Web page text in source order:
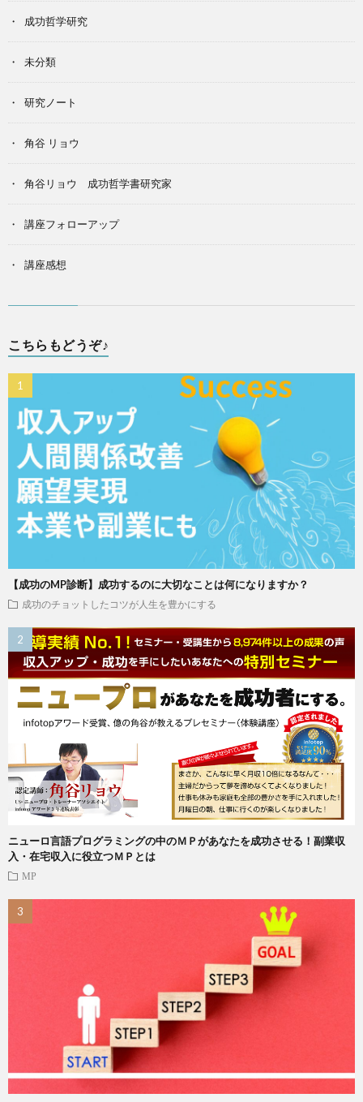
成功哲学研究
未分類
研究ノート
角谷 リョウ
角谷リョウ 成功哲学書研究家
講座フォローアップ
講座感想
こちらもどうぞ♪
【成功のMP診断】成功するのに大切なことは何になりますか？
成功のチョットしたコツが人生を豊かにする
ニューロ言語プログラミングの中のＭＰがあなたを成功させる！副業収
入・在宅収入に役立つＭＰとは
MP